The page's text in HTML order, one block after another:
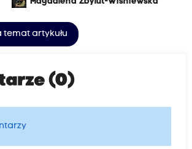
temat artykułu
(0)